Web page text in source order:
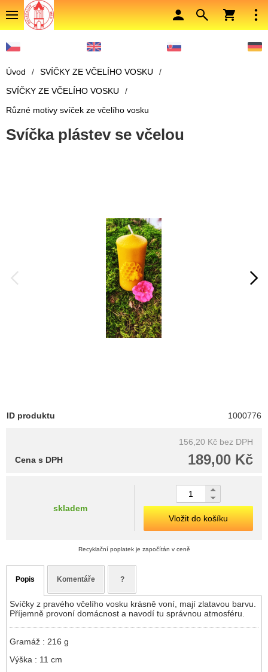
Úvod / SVÍČKY ZE VČELÍHO VOSKU
/
SVÍČKY ZE VČELÍHO VOSKU
/
Různé motivy svíček ze včelího vosku
Svíčka plástev se včelou
ID produktu 1000776
156,20 Kč bez DPH
189,00 Kč
Cena s DPH
skladem
Vložit do košíku
Recyklační poplatek je započítán v ceně
Popis Komentáře ?
Svíčky z pravého včelího vosku krásně voní, mají zlatavou barvu.
Příjemně provoní domácnost a navodí tu správnou atmosféru.
Gramáž : 216 g
Výška : 11 cm